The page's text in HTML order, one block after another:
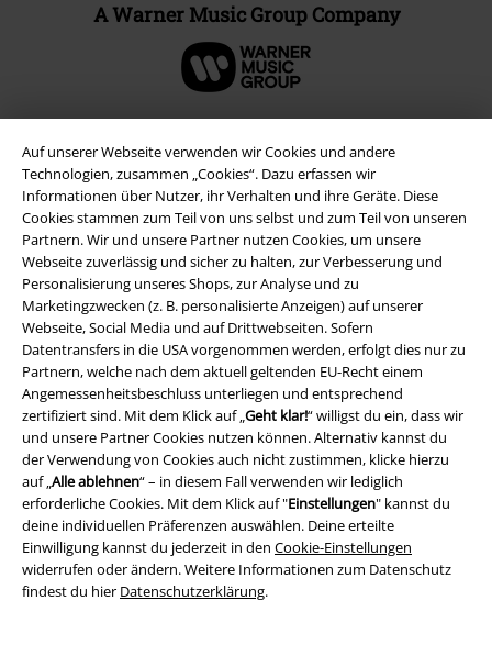
Auf unserer Webseite verwenden wir Cookies und andere
Technologien, zusammen „Cookies“. Dazu erfassen wir
Informationen über Nutzer, ihr Verhalten und ihre Geräte. Diese
Cookies stammen zum Teil von uns selbst und zum Teil von unseren
Partnern. Wir und unsere Partner nutzen Cookies, um unsere
Webseite zuverlässig und sicher zu halten, zur Verbesserung und
Personalisierung unseres Shops, zur Analyse und zu
Marketingzwecken (z. B. personalisierte Anzeigen) auf unserer
Webseite, Social Media und auf Drittwebseiten. Sofern
Datentransfers in die USA vorgenommen werden, erfolgt dies nur zu
Partnern, welche nach dem aktuell geltenden EU-Recht einem
Angemessenheitsbeschluss unterliegen und entsprechend
zertifiziert sind. Mit dem Klick auf „Geht klar!“ willigst du ein, dass wir
und unsere Partner Cookies nutzen können. Alternativ kannst du
der Verwendung von Cookies auch nicht zustimmen, klicke hierzu
auf „Alle ablehnen“ – in diesem Fall verwenden wir lediglich
erforderliche Cookies. Mit dem Klick auf "Einstellungen" kannst du
deine individuellen Präferenzen auswählen. Deine erteilte
Einwilligung kannst du jederzeit in den Cookie-Einstellungen
widerrufen oder ändern. Weitere Informationen zum Datenschutz
findest du hier Datenschutzerklärung.
A Warner Music Group Company
Rechtliches
AGB
Impressum
Datenschutz
Entsorgung und Umweltschutz
Konformitätserklärung